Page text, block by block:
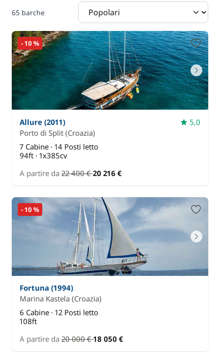
65 barche
- 10 %
Allure (2011)
5,0
Porto di Split (Croazia)
7 Cabine · 14 Posti letto
94ft · 1x385cv
A partire da 22 400 €20 216 €
- 10 %
Fortuna (1994)
Marina Kastela (Croazia)
6 Cabine · 12 Posti letto
108ft
A partire da 20 000 €18 050 €